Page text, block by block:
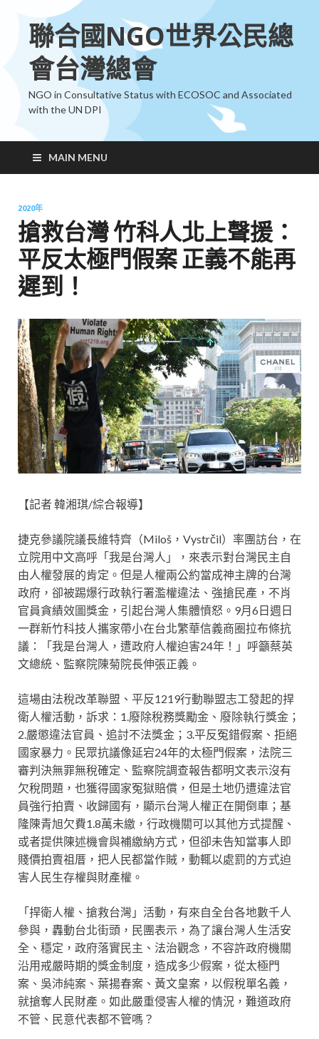
聯合國NGO世界公民總
會台灣總會
NGO in Consultative Status with ECOSOC and Associated
with the UN DPI
MAIN MENU
2020年
搶救台灣 竹科人北上聲援：
平反太極門假案 正義不能再
遲到！
【記者 韓湘琪/綜合報導】
捷克參議院議長維特齊（Miloš，Vystrčil）率團訪台，在
立院用中文高呼「我是台灣人」，來表示對台灣民主自
由人權發展的肯定。但是人權兩公約當成神主牌的台灣
政府，卻被踢爆行政執行署濫權違法、強搶民產，不肖
官員貪績效圖獎金，引起台灣人集體憤怒。9月6日週日
一群新竹科技人攜家帶小在台北繁華信義商圈拉布條抗
議：「我是台灣人，遭政府人權迫害24年！」呼籲蔡英
文總統、監察院陳菊院長伸張正義。
這場由法稅改革聯盟、平反1219行動聯盟志工發起的捍
衛人權活動，訴求：1.廢除稅務獎勵金、廢除執行獎金；
2.嚴懲違法官員、追討不法獎金；3.平反冤錯假案、拒絕
國家暴力。民眾抗議像延宕24年的太極門假案，法院三
審判決無罪無稅確定、監察院調查報告都明文表示沒有
欠稅問題，也獲得國家冤獄賠償，但是土地仍遭違法官
員強行拍賣、收歸國有，顯示台灣人權正在開倒車；基
隆陳青旭欠費1.8萬未繳，行政機關可以其他方式提醒、
或者提供陳述機會與補繳納方式，但卻未告知當事人即
賤價拍賣祖厝，把人民都當作賊，動輒以處罰的方式迫
害人民生存權與財產權。
「捍衛人權、搶救台灣」活動，有來自全台各地數千人
參與，轟動台北街頭，民團表示，為了讓台灣人生活安
全、穩定，政府落實民主、法治觀念，不容許政府機關
沿用戒嚴時期的獎金制度，造成多少假案，從太極門
案、吳沛純案、葉揚春案、黃文皇案，以假稅單名義，
就搶奪人民財產。如此嚴重侵害人權的情況，難道政府
不管、民意代表都不管嗎？